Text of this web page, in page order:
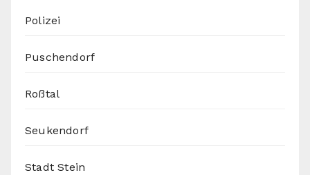
Polizei
Puschendorf
Roßtal
Seukendorf
Stadt Stein